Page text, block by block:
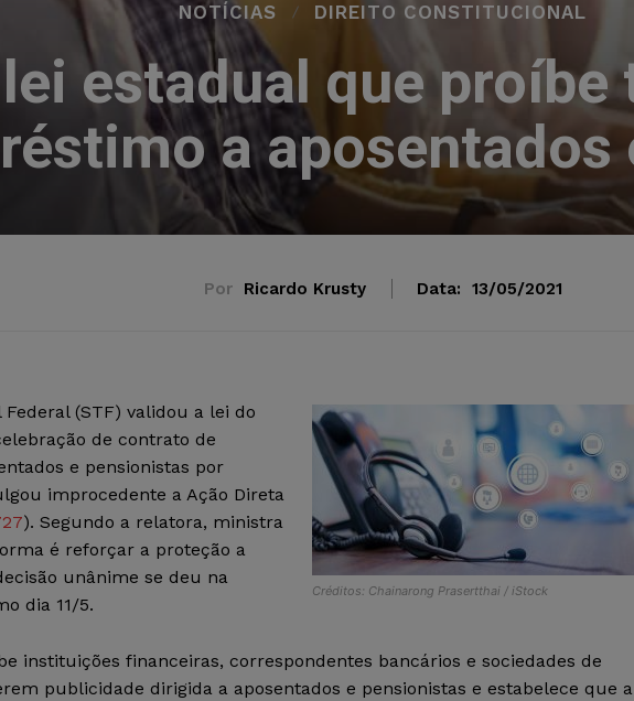
NOTÍCIAS DIREITO CONSTITUCIONAL
estadual que
a
Por Ricardo Krusty Data: 13/05/2021
Créditos: Chainarong Prasertthai / iStock
(STF) validou a lei do
de contrato de
e pensionistas por
improcedente a Ação Direta
). Segundo a relatora, ministra
é reforçar a proteção a
unânime se deu na
dia 11/5.
instituições financeiras, correspondentes bancários e sociedades de
publicidade dirigida a aposentados e pensionistas e estabelece que a